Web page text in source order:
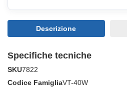
Descrizione
Specifiche tecniche
SKU7822
Codice FamigliaVT-40W